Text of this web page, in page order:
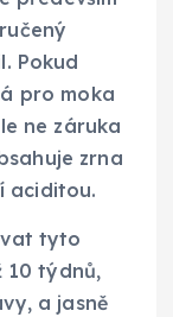
Pokud
pro moka
ne záruka
zrna
aciditou.
tyto
10 týdnů,
a jasně